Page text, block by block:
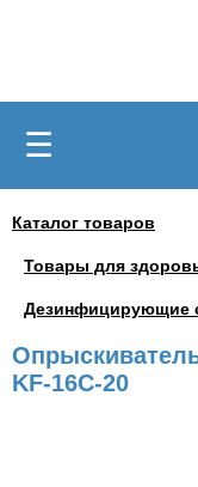
☰
Каталог товаров
Товары для
Дезинфицирующие
KF-16C-20